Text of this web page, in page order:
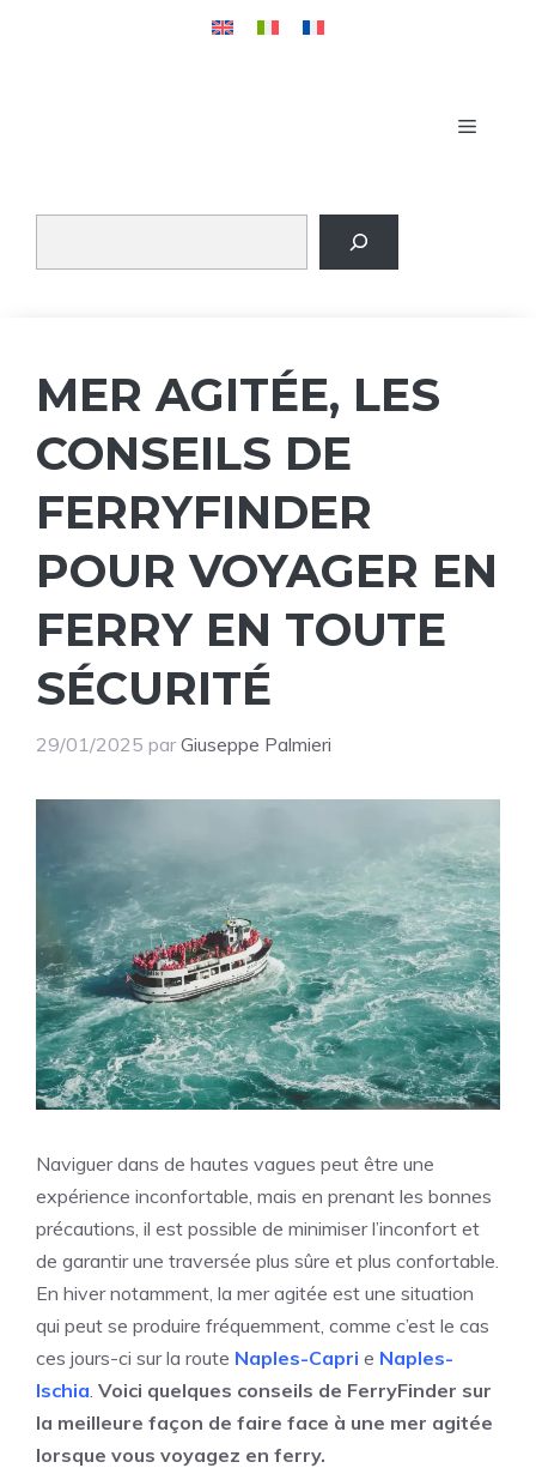
MENU
MER AGITÉE, LES
CONSEILS DE
FERRYFINDER
POUR VOYAGER EN
FERRY EN TOUTE
SÉCURITÉ
29/01/2025 par Giuseppe Palmieri
Naviguer dans de hautes vagues peut être une
expérience inconfortable, mais en prenant les bonnes
précautions, il est possible de minimiser l’inconfort et
de garantir une traversée plus sûre et plus confortable.
En hiver notamment, la mer agitée est une situation
qui peut se produire fréquemment, comme c’est le cas
ces jours-ci sur la route Naples-Capri e Naples-
Ischia Voici quelques conseils de FerryFinder sur
la meilleure façon de faire face à une mer agitée
lorsque vous voyagez en ferry.